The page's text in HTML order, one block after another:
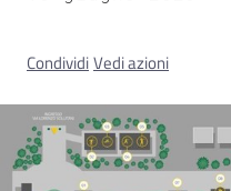
formazione
Contatti
CondividiVedi azioni